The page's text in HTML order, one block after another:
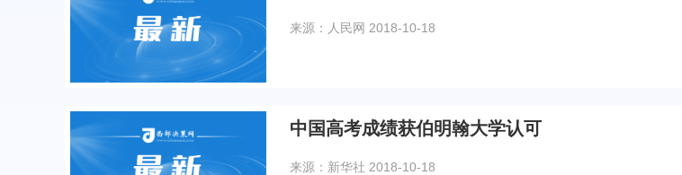
来源：人民网 2018-10-18
中国高考成绩获伯明翰大学认可
来源：新华社 2018-10-18